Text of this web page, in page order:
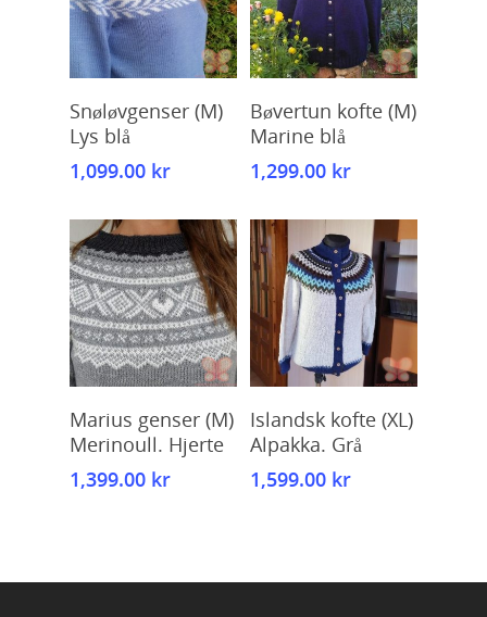
Snøløvgenser (M)
Lys blå
1,099.00 kr
Kjøp
Bøvertun kofte (M)
Marine blå
1,299.00 kr
Marius genser (M)
Merinoull. Hjerte
1,399.00 kr
Kjøp
Islandsk kofte (XL)
Alpakka. Grå
1,599.00 kr